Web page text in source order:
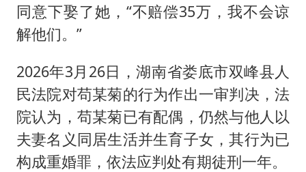
同意下娶了她，“不赔偿35万，我不会谅
解他们。”
2026年3月26日，湖南省娄底市双峰县人
民法院对苟某菊的行为作出一审判决，法
院认为，苟某菊已有配偶，仍然与他人以
夫妻名义同居生活并生育子女，其行为已
构成重婚罪，依法应判处有期徒刑一年。